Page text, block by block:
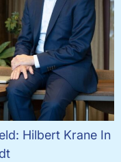
Hilbert Krane In